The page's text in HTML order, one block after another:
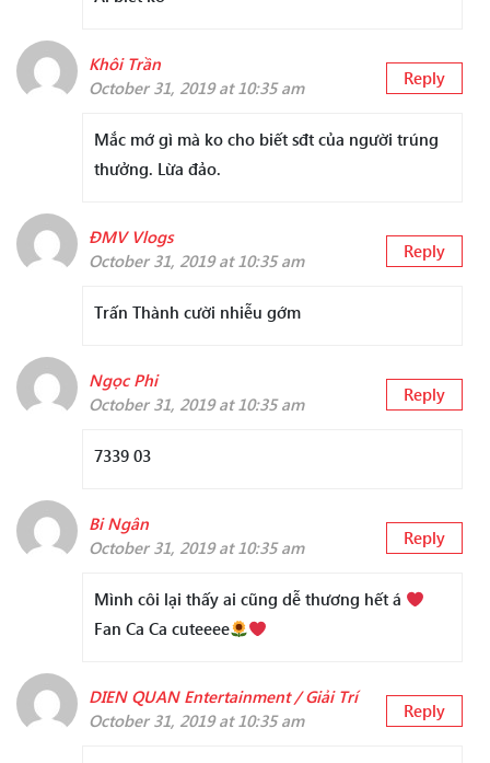
Khôi Trần
October 31, 2019 at 10:35 am
Reply
Mắc mớ gì mà ko cho biết sđt của người trúng
thưởng. Lừa đảo.
ĐMV Vlogs
October 31, 2019 at 10:35 am
Reply
Trấn Thành cười nhiễu gớm
Ngọc Phi
October 31, 2019 at 10:35 am
Reply
7339 03
Bi Ngân
October 31, 2019 at 10:35 am
Reply
Mình côi lại thấy ai cũng dễ thương hết á
Fan Ca Ca cuteeee
DIEN QUAN Entertainment / Giải Trí
October 31, 2019 at 10:35 am
Reply